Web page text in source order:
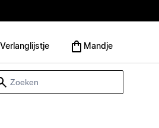
Verlanglijstje Mandje